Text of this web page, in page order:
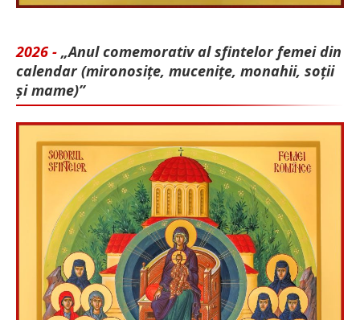
2026 - „Anul comemorativ al sfintelor femei din
calendar (mironosițe, mu­cenițe, monahii, soții
și mame)”